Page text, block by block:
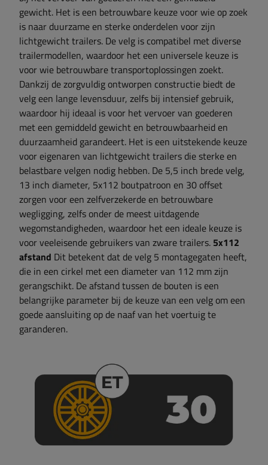
gewicht. Het is een betrouwbare keuze voor wie op zoek
is naar duurzame en sterke onderdelen voor zijn
lichtgewicht trailers. De velg is compatibel met diverse
trailermodellen, waardoor het een universele keuze is
voor wie betrouwbare transportoplossingen zoekt.
Dankzij de zorgvuldig ontworpen constructie biedt de
velg een lange levensduur, zelfs bij intensief gebruik,
waardoor hij ideaal is voor het vervoer van goederen
met een gemiddeld gewicht en betrouwbaarheid en
duurzaamheid garandeert. Het is een uitstekende keuze
voor eigenaren van lichtgewicht trailers die sterke en
belastbare velgen nodig hebben. De 5,5 inch brede velg,
13 inch diameter, 5x112 boutpatroon en 30 offset
zorgen voor een zelfverzekerde en betrouwbare
wegligging, zelfs onder de meest uitdagende
wegomstandigheden, waardoor het een ideale keuze is
voor veeleisende gebruikers van zware trailers. 5x112
afstand Dit betekent dat de velg 5 montagegaten heeft,
die in een cirkel met een diameter van 112 mm zijn
gerangschikt. De afstand tussen de bouten is een
belangrijke parameter bij de keuze van een velg om een ​​
goede aansluiting op de naaf van het voertuig te
garanderen.